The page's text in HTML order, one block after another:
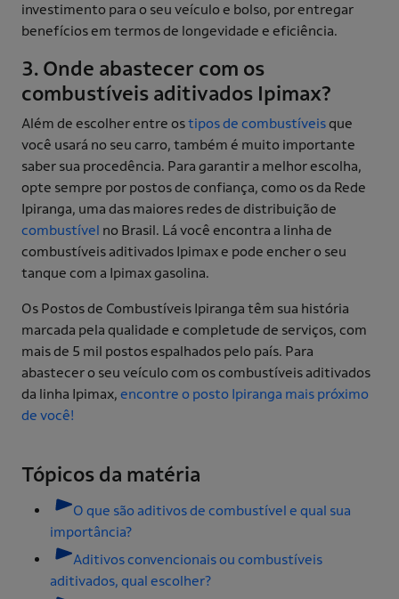
investimento para o seu veículo e bolso, por entregar
benefícios em termos de longevidade e eficiência.
3. Onde abastecer com os
combustíveis aditivados Ipimax?
Além de escolher entre ostipos de combustíveisque
você usará no seu carro, também é muito importante
saber sua procedência. Para garantir a melhor escolha,
opte sempre por postos de confiança, como os da Rede
Ipiranga, uma das maiores redes de distribuição de
combustível no Brasil. Lá você encontra a linha de
combustíveis aditivados Ipimax e pode encher o seu
tanque com a Ipimax gasolina.
Os Postos de Combustíveis Ipiranga têm sua história
marcada pela qualidade e completude de serviços, com
mais de 5 mil postos espalhados pelo país. Para
abastecer o seu veículo com os combustíveis aditivados
da linha Ipimax, encontre o posto Ipiranga mais próximo
de você!
Tópicos da matéria
O que são aditivos de combustível e qual sua
importância?
Aditivos convencionais ou combustíveis
aditivados, qual escolher?